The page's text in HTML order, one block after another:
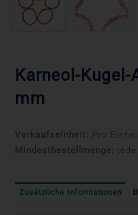
Karneol-Kugel-
mm
Verkaufseinheit: Pro
Mindestbestellmenge: jede
Zusätzliche Informationen